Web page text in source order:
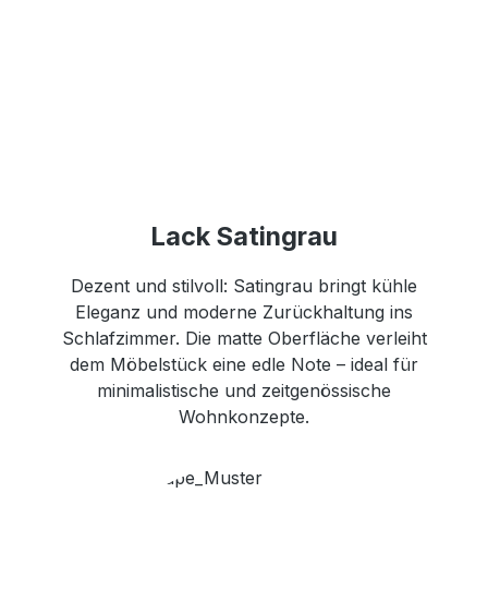
Lack Satingrau
Dezent und stilvoll: Satingrau bringt kühle
Eleganz und moderne Zurückhaltung ins
Schlafzimmer. Die matte Oberfläche verleiht
dem Möbelstück eine edle Note – ideal für
minimalistische und zeitgenössische
Wohnkonzepte.